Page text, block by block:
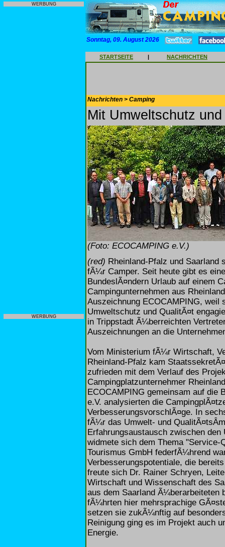
WERBUNG
WERBUNG
Sonntag, 09. August 2026
STARTSEITE | NACHRICHTEN
Nachrichten > Camping
Mit Umweltschutz
(Foto: ECOCAMPING e.V.)
(red) Rheinland-Pfalz und Saarland
fÃ¼r Camper. Seit heute gibt es
BundeslÃ¤ndern Urlaub auf einem
Campingunternehmen aus
Auszeichnung ECOCAMPING,
Umweltschutz und QualitÃ¤t
in Trippstadt Ã¼berreichten
Auszeichnungen an die
Vom Ministerium fÃ¼r Wirtschaft,
Rheinland-Pfalz kam
zufrieden mit dem Verlauf des
Campingplatzunternehmer
ECOCAMPING gemeinsam auf die
e.V. analysierten die
VerbesserungsvorschlÃ¤ge. In
fÃ¼r das Umwelt- und
Erfahrungsaustausch zwischen
widmete sich dem Thema "Service-
Tourismus GmbH federfÃ¼hrend
Verbesserungspotentiale, die
freute sich Dr. Rainer Schryen,
Wirtschaft und Wissenschaft des
aus dem Saarland Ã¼berarbeiteten
fÃ¼hrten hier mehrsprachige
setzen sie zukÃ¼nftig auf
Reinigung ging es im Projekt auch
Energie.